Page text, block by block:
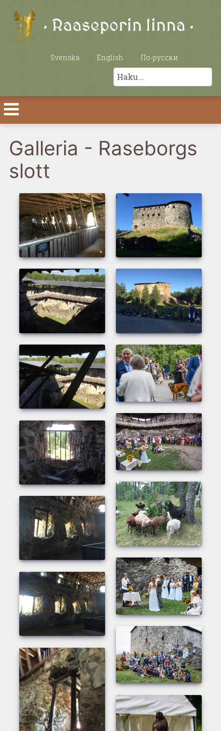
Valitse kieliSvenska English По-русски
Etsi
Galleria - Raseborgs
slott